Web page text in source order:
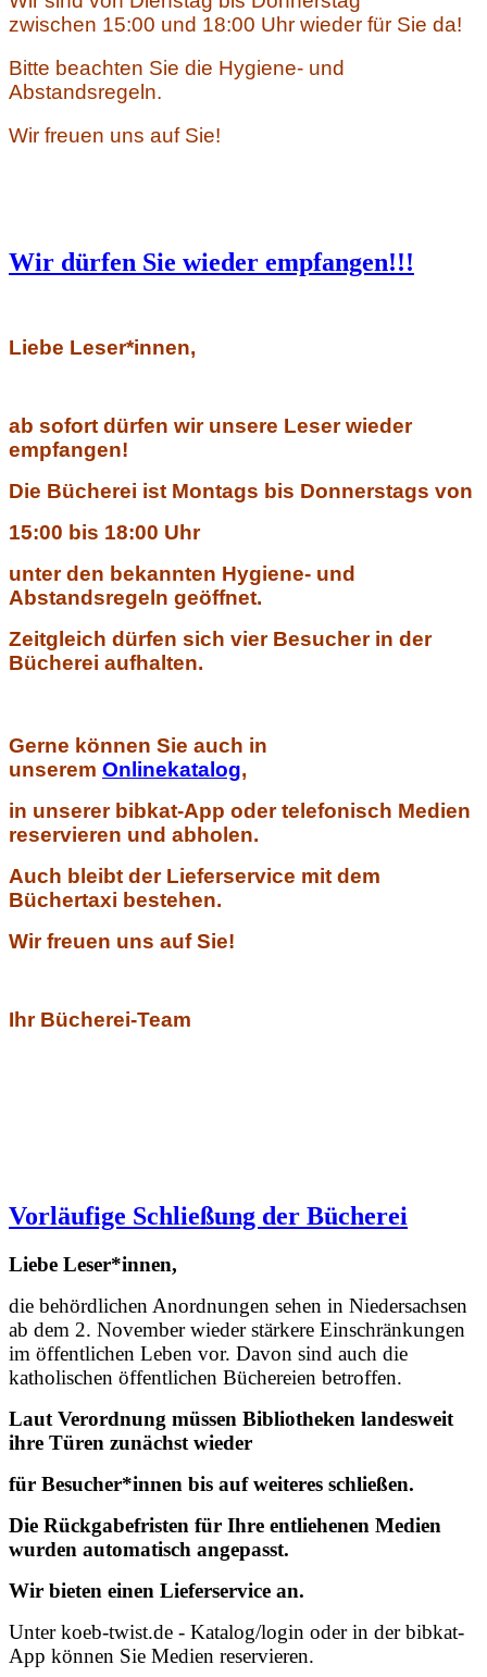
zwischen 15:00 und 18:00 Uhr wieder für Sie da!
Bitte beachten Sie die Hygiene- und
Abstandsregeln.
Wir freuen uns auf Sie!
Wir dürfen Sie wieder empfangen!!!
Liebe Leser*innen,
ab sofort dürfen wir unsere Leser wieder
empfangen!
Die Bücherei ist Montags bis Donnerstags von
15:00 bis 18:00 Uhr
unter den bekannten Hygiene- und
Abstandsregeln geöffnet.
Zeitgleich dürfen sich vier Besucher in der
Bücherei aufhalten.
Gerne können Sie auch in
unserem Onlinekatalog,
in unserer bibkat-App oder telefonisch Medien
reservieren und abholen.
Auch bleibt der Lieferservice mit dem
Büchertaxi bestehen.
Wir freuen uns auf Sie!
Ihr Bücherei-Team
Vorläufige Schließung der Bücherei
Liebe Leser*innen,
die behördlichen Anordnungen sehen in Niedersachsen
ab dem 2. November wieder stärkere Einschränkungen
im öffentlichen Leben vor. Davon sind auch die
katholischen öffentlichen Büchereien betroffen.
Laut Verordnung müssen Bibliotheken landesweit
ihre Türen zunächst wieder
für Besucher*innen bis auf weiteres schließen.
Die Rückgabefristen für Ihre entliehenen Medien
wurden automatisch angepasst.
Wir bieten einen Lieferservice an.
Unter koeb-twist.de - Katalog/login oder in der bibkat-
App können Sie Medien reservieren.